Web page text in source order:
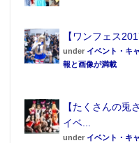
【ワンフェス
under イベント・キ
報と画像が満載
【たくさんの兎
イベ...
under イベント・キ